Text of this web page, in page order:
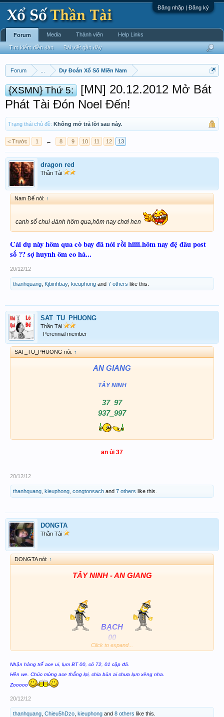
Đăng nhập | Đăng ký
Forum Dự Đoán Xổ Số Miền Nam
{XSMN} Thứ 5:
[MN] 20.12.2012 Mở Bát
Phát Tài Đón Noel Đến!
Trạng thái chủ đề: Không mở trả lời sau này.
< Trước 1 ← 8 9 10 11 12 13
dragon red
Thần Tài
Nam Đế nói: ↑
canh số chui đánh hôm qua,hôm nay chơi hen
Cái dụ này hôm qua cò bay đã nói rồi hiiii.hôm nay đệ đâu post
số ?? sợ huynh ôm eo há...
20/12/12
thanhquang Kjbinhbay kieuphong and 7 others like this.
SAT_TU_PHUONG
Thần Tài
Perennial member
SAT_TU_PHUONG nói: ↑
AN GIANG
TÂY NINH
37_97
937_997
an ủi 37
20/12/12
thanhquang kieuphong congtonsach and 7 others like this.
DONGTA
Thần Tài
DONGTA nói: ↑
TÂYNINH - AN GIANG
BẠCH
00
00 - 82 -72
Th[COLOR=Magenta]ân ch[/COLOR][SIZE=4]
Click to expand...
Nhận hàng trể ace ui, lụm BT 00, có 72, 01 cặp đá.
Hên we. Chúc mừng ace thắng lợi, chia bùn ai chưa lụm xèng nha.
Zooooo
20/12/12
thanhquang Chieu5hDzo kieuphong and 8 others like this.
Forum
Tìm kiếm diễn đàn Bài viết gần đây
Media Thành viên Help Links